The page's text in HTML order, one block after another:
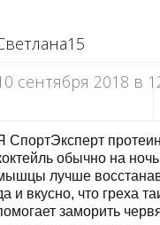
сентября 2018 в
СпортЭксперт
обычно на
лучше
и вкусно, что греха
заморить